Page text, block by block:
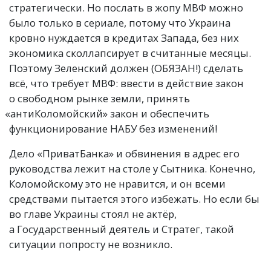
стратегически. Но послать в жопу МВФ можно
было только в сериале, потому что Украина
кровно нуждается в кредитах Запада, без них
экономика сколлапсирует в считанные месяцы.
Поэтому Зеленский должен (ОБЯЗАН!) сделать
всё, что требует МВФ: ввести в действие закон
о свободном рынке земли, принять
«антиКоломойский» закон и обеспечить
функционирование НАБУ без изменений!
Дело «ПриватБанка» и обвинения в адрес его
руководства лежит на столе у Сытника. Конечно,
Коломойскому это не нравится, и он всеми
средствами пытается этого избежать. Но если бы
во главе Украины стоял не актёр,
а Государственный деятель и Стратег, такой
ситуации попросту не возникло.